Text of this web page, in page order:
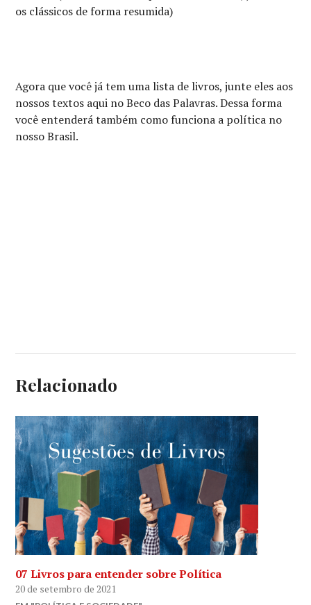
os clássicos de forma resumida)
Agora que você já tem uma lista de livros, junte eles aos
nossos textos aqui no Beco das Palavras. Dessa forma
você entenderá também como funciona a política no
nosso Brasil.
Relacionado
07 Livros para entender sobre Política
20 de setembro de 2021